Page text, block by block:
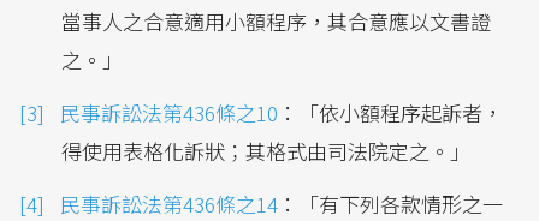
當事人之合意適用小額程序，其合意應以文書證
之。」
民事訴訟法第436條之10 ：「依小額程序起訴者，
得使用表格化訴狀；其格式由司法院定之。」
民事訴訟法第436條之14 ：「有下列各款情形之一